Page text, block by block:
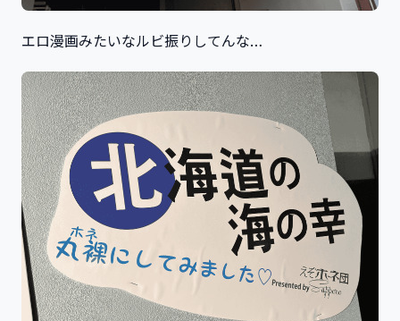
エロ漫画みたいなルビ振りしてんな…